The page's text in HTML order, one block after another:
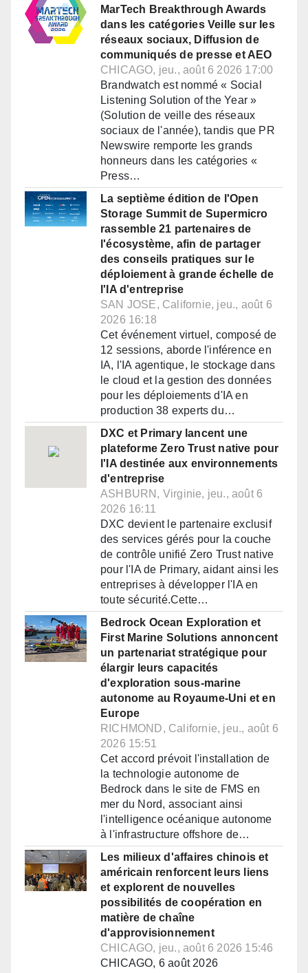
MarTech Breakthrough Awards
dans les catégories Veille sur les
réseaux sociaux, Diffusion de
communiqués de presse et AEO
CHICAGO, jeu., août 6 2026 17:00
Brandwatch est nommé « Social
Listening Solution of the Year »
(Solution de veille des réseaux
sociaux de l'année), tandis que PR
Newswire remporte les grands
honneurs dans les catégories «
Press…
La septième édition de l'Open
Storage Summit de Supermicro
rassemble 21 partenaires de
l'écosystème, afin de partager
des conseils pratiques sur le
déploiement à grande échelle de
l'IA d'entreprise
SAN JOSE, Californie, jeu., août 6
2026 16:18
Cet événement virtuel, composé de
12 sessions, aborde l'inférence en
IA, l'IA agentique, le stockage dans
le cloud et la gestion des données
pour les déploiements d'IA en
production 38 experts du…
DXC et Primary lancent une
plateforme Zero Trust native pour
l'IA destinée aux environnements
d'entreprise
ASHBURN, Virginie, jeu., août 6
2026 16:11
DXC devient le partenaire exclusif
des services gérés pour la couche
de contrôle unifié Zero Trust native
pour l'IA de Primary, aidant ainsi les
entreprises à développer l'IA en
toute sécurité.Cette…
Bedrock Ocean Exploration et
First Marine Solutions annoncent
un partenariat stratégique pour
élargir leurs capacités
d'exploration sous-marine
autonome au Royaume-Uni et en
Europe
RICHMOND, Californie, jeu., août 6
2026 15:51
Cet accord prévoit l'installation de
la technologie autonome de
Bedrock dans le site de FMS en
mer du Nord, associant ainsi
l'intelligence océanique autonome
à l'infrastructure offshore de…
Les milieux d'affaires chinois et
américain renforcent leurs liens
et explorent de nouvelles
possibilités de coopération en
matière de chaîne
d'approvisionnement
CHICAGO, jeu., août 6 2026 15:46
CHICAGO, 6 août 2026